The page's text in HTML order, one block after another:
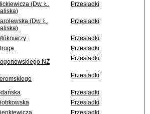
(Dw. Ł.
Przesiadki
(Dw. Ł.
Przesiadki
Przesiadki
Przesiadki
NŻ Przesiadki
Przesiadki
Przesiadki
Przesiadki
Przesiadki